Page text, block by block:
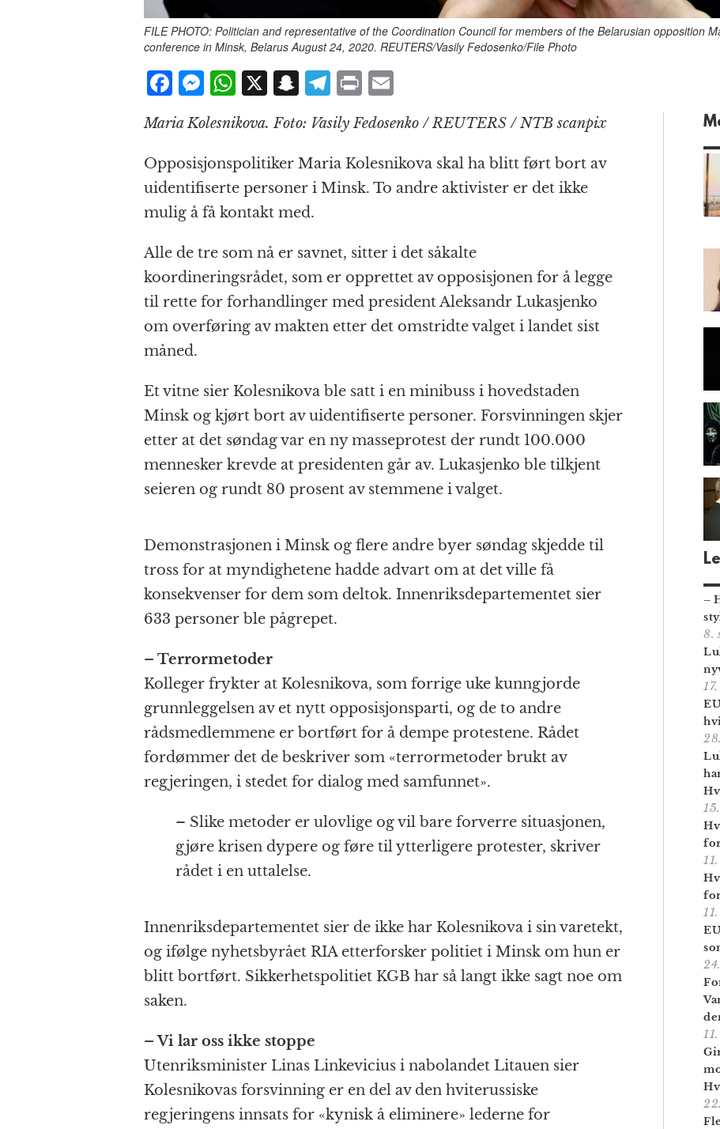
FILE PHOTO: Politician and representative of the Coordination Council for members of the Belarusian opposition
conference in Minsk, Belarus August 24, 2020. REUTERS/Vasily Fedosenko/File Photo
F
a
c
e
b
o
k
M
e
ss
e
n
g
r
W
h
at
s
A
p
X S
a
p
c
h
T
el
e
g
r
P
ri
n
t
m
ai
l
Maria Kolesnikova. Foto: Vasily Fedosenko / REUTERS / NTB scanpix
Opposisjonspolitiker Maria Kolesnikova skal ha blitt ført bort av
uidentifiserte personer i Minsk. To andre aktivister er det ikke
mulig å få kontakt med.
Alle de tre som nå er savnet, sitter i det såkalte
koordineringsrådet, som er opprettet av opposisjonen for å legge
til rette for forhandlinger med president Aleksandr Lukasjenko
om overføring av makten etter det omstridte valget i landet sist
måned.
Et vitne sier Kolesnikova ble satt i en minibuss i hovedstaden
Minsk og kjørt bort av uidentifiserte personer. Forsvinningen skjer
etter at det søndag var en ny masseprotest der rundt 100.000
mennesker krevde at presidenten går av. Lukasjenko ble tilkjent
seieren og rundt 80 prosent av stemmene i valget.
Demonstrasjonen i Minsk og flere andre byer søndag skjedde til
tross for at myndighetene hadde advart om at det ville få
konsekvenser for dem som deltok. Innenriksdepartementet sier
633 personer ble pågrepet.
– Terrormetoder
Kolleger frykter at Kolesnikova, som forrige uke kunngjorde
grunnleggelsen av et nytt opposisjonsparti, og de to andre
rådsmedlemmene er bortført for å dempe protestene. Rådet
fordømmer det de beskriver som «terrormetoder brukt av
regjeringen, i stedet for dialog med samfunnet».
– Slike metoder er ulovlige og vil bare forverre situasjonen,
gjøre krisen dypere og føre til ytterligere protester, skriver
rådet i en uttalelse.
Innenriksdepartementet sier de ikke har Kolesnikova i sin varetekt,
og ifølge nyhetsbyrået RIA etterforsker politiet i Minsk om hun er
blitt bortført. Sikkerhetspolitiet KGB har så langt ikke sagt noe om
saken.
– Vi lar oss ikke stoppe
Utenriksminister Linas Linkevicius i nabolandet Litauen sier
Kolesnikovas forsvinning er en del av den hviterussiske
regjeringens innsats for «kynisk å eliminere» lederne for
–
8.